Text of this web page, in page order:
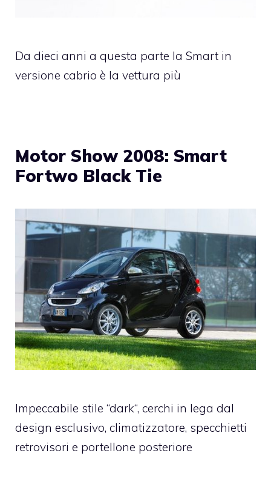
Da dieci anni a questa parte la Smart in
versione cabrio è la vettura più
Motor Show 2008: Smart
Fortwo Black Tie
Impeccabile stile “dark“, cerchi in lega dal
design esclusivo, climatizzatore, specchietti
retrovisori e portellone posteriore